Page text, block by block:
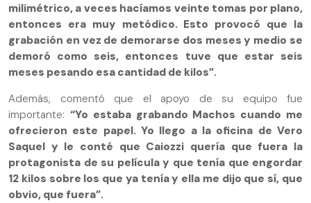
milimétrico, a veces hacíamos veinte tomas por plano,
entonces era muy metódico. Esto provocó que la
grabación en vez de demorarse dos meses y medio se
demoró como seis, entonces tuve que estar seis
meses pesando esa cantidad de kilos”.
Además, comentó que el apoyo de su equipo fue
importante: “Yo estaba grabando Machos cuando me
ofrecieron este papel. Yo llego a la oficina de Vero
Saquel y le conté que Caiozzi quería que fuera la
protagonista de su película y que tenía que engordar
12 kilos sobre los que ya tenía y ella me dijo que sí, que
obvio, que fuera”.